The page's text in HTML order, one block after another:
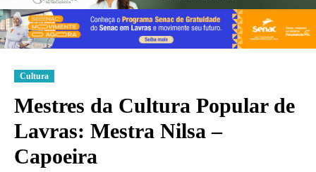
Cultura
Mestres da Cultura Popular de
Lavras: Mestra Nilsa –
Capoeira